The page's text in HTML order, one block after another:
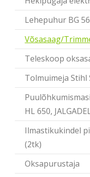
Lehepuhur BG 56
Võsasaag/
Teleskoop
Tolmuimeja Stihl
HL 650,
Ilmastikukindel
(2tk)
Oksapurustaja